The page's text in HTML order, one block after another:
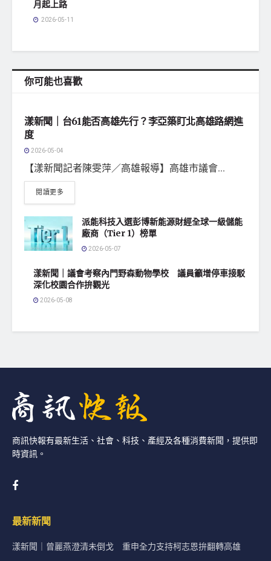
月起上路
2026-05-11
你可能也喜歡
漾新聞｜台61能否高雄先行？李亞築盯北高雄路網進
度
2026-05-04
【漾新聞記者陳雯萍／高雄報導】高雄市議會...
閱讀更多
派能科技入選彭博新能源財經全球一級儲能
廠商（Tier 1）榜單
2026-05-07
漾新聞｜議會考察內門野森動物學校 議員籲增停車接駁
深化校園合作拚觀光
2026-05-08
商訊快報有最新生活、社會、科技、產經及各種消費新聞，提供即
時資訊。
最新新聞
漾新聞｜曾麗燕澄清未倒戈 重申全力支持柯志恩拚翻轉高雄